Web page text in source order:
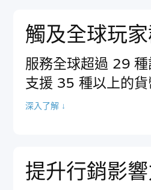
觸及全球玩
服務全球超過 29
支援 35 種以上的貨
深入了解 ↓
提升行銷影